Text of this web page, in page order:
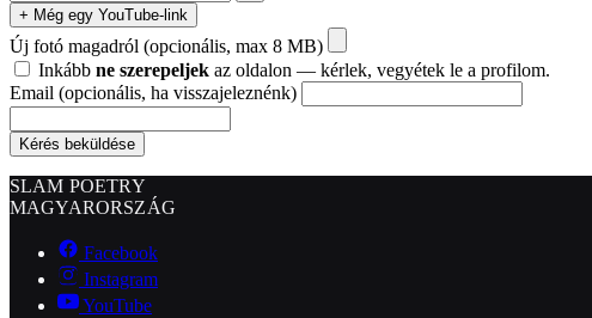
+ Még egy YouTube-link
Új fotó magadról (opcionális, max 8 MB)
Inkább ne szerepeljek az oldalon — kérlek, vegyétek le a profilom.
Email (opcionális, ha visszajeleznénk)
Kérés beküldése
SLAM POETRY
MAGYARORSZÁG
Facebook
Instagram
YouTube